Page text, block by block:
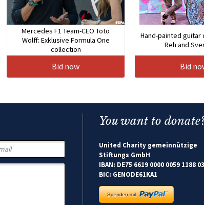
Mercedes F1 Team-CEO Toto
Wolff: Exklusive Formula One
collection
Bid now
Hand-painted guitar
Reh and
Bid
You want to
United Charity gemeinnützige
Stiftungs GmbH
IBAN: DE75 6619 0000 0059 1188 03
BIC: GENODE61KA1